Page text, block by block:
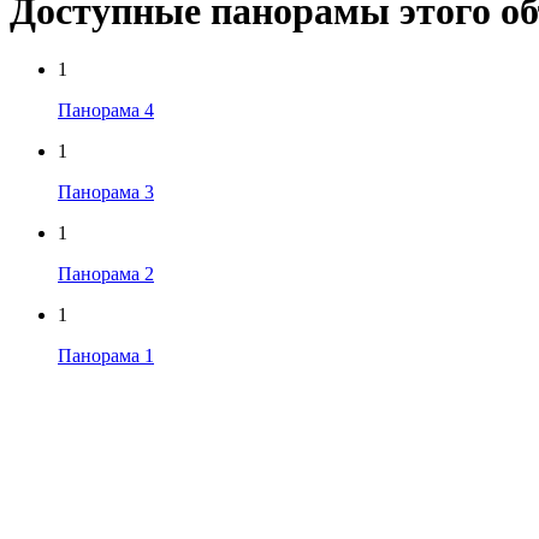
Доступные панорамы этого
1
Панорама 4
1
Панорама 3
1
Панорама 2
1
Панорама 1